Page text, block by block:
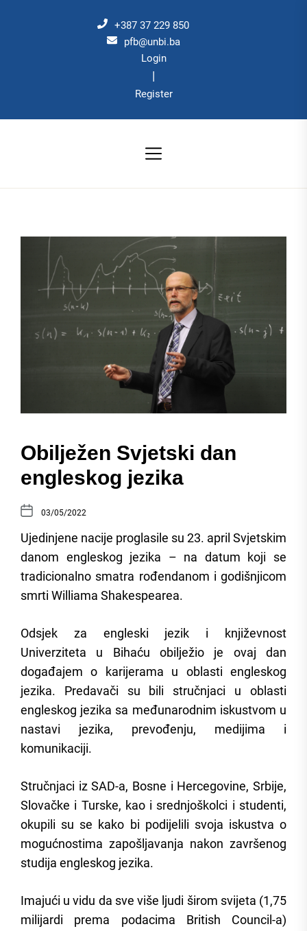
+387 37 229 850
pfb@unbi.ba
Login
|
Register
Obilježen Svjetski dan
engleskog jezika
03/05/2022
Ujedinjene nacije proglasile su 23. april Svjetskim
danom engleskog jezika – na datum koji se
tradicionalno smatra rođendanom i godišnjicom
smrti Williama Shakespearea.
Odsjek za engleski jezik i književnost
Univerziteta u Bihaću obilježio je ovaj dan
događajem o karijerama u oblasti engleskog
jezika. Predavači su bili stručnjaci u oblasti
engleskog jezika sa međunarodnim iskustvom u
nastavi jezika, prevođenju, medijima i
komunikaciji.
Stručnjaci iz SAD-a, Bosne i Hercegovine, Srbije,
Slovačke i Turske, kao i srednjoškolci i studenti,
okupili su se kako bi podijelili svoja iskustva o
mogućnostima zapošljavanja nakon završenog
studija engleskog jezika.
Imajući u vidu da sve više ljudi širom svijeta (1,75
milijardi prema podacima British Council-a)